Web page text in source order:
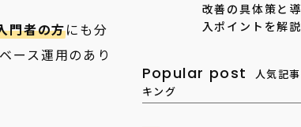
門者の方にも分
ース運用のあり
改善の具体策と導
入ポイントを解説
Popular post
人気記
キング